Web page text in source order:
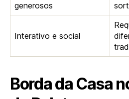
generosos
Interativo e social
Borda da Casa